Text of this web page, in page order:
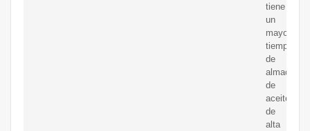
tiene
un
mayor
tiempo
de
de
aceite
de
alta